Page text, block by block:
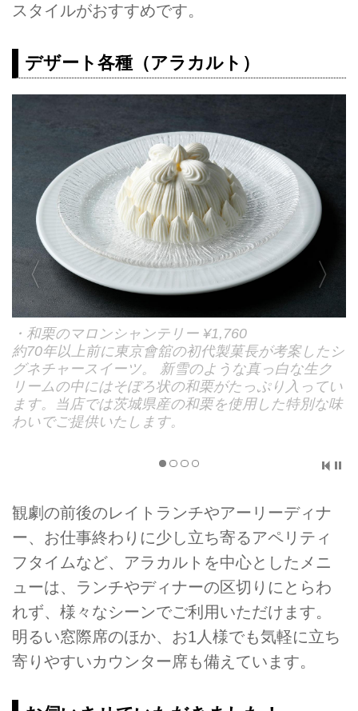
スタイルがおすすめです。
デザート各種（アラカルト）
・和栗のマロンシャンテリー ¥1,760
約70年以上前に東京會舘の初代製菓長が考案したシ
グネチャースイーツ。 新雪のような真っ白な生ク
リームの中にはそぼろ状の和栗がたっぷり入ってい
ます。当店では茨城県産の和栗を使用した特別な味
わいでご提供いたします。
観劇の前後のレイトランチやアーリーディナ
ー、お仕事終わりに少し立ち寄るアペリティ
フタイムなど、アラカルトを中心としたメニ
ューは、ランチやディナーの区切りにとらわ
れず、様々なシーンでご利用いただけます。
明るい窓際席のほか、お1人様でも気軽に立ち
寄りやすいカウンター席も備えています。